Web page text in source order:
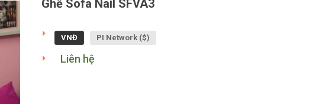
Ghế Sofa Nail SFVA3
VNĐ PI Network ($)
Liên hệ